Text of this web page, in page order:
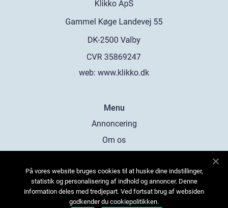
web: www.klikko.dk
Menu
Annoncering
Om os
Kontakt os
Sitemap
På vores website bruges cookies til at huske dine indstillinger,
statistik og personalisering af indhold og annoncer. Denne
information deles med tredjepart. Ved fortsat brug af websiden
godkender du cookiepolitikken.